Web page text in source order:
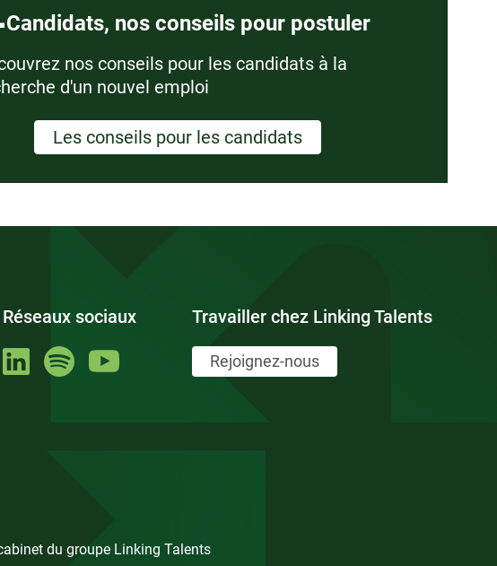
nos conseils pour postuler
nos conseils pour les candidats à la
d'un nouvel emploi
Les conseils pour les candidats
Réseaux sociaux Travailler chez Linking Talents
Rejoignez-nous
du groupe Linking Talents